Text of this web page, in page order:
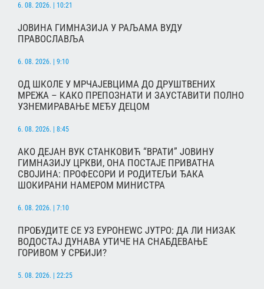
6. 08. 2026. | 10:21
ЈОВИНА ГИМНАЗИЈА У РАЉАМА ВУДУ
ПРАВОСЛАВЉА
6. 08. 2026. | 9:10
ОД ШКОЛЕ У МРЧАЈЕВЦИМА ДО ДРУШТВЕНИХ
МРЕЖА – КАКО ПРЕПОЗНАТИ И ЗАУСТАВИТИ ПОЛНО
УЗНЕМИРАВАЊЕ МЕЂУ ДЕЦОМ
6. 08. 2026. | 8:45
АКО ДЕЈАН ВУК СТАНКОВИЋ “ВРАТИ” ЈОВИНУ
ГИМНАЗИЈУ ЦРКВИ, ОНА ПОСТАЈЕ ПРИВАТНА
СВОЈИНА: ПРОФЕСОРИ И РОДИТЕЉИ ЂАКА
ШОКИРАНИ НАМЕРОМ МИНИСТРА
6. 08. 2026. | 7:10
ПРОБУДИТЕ СЕ УЗ ЕУРОНЕWС ЈУТРО: ДА ЛИ НИЗАК
ВОДОСТАЈ ДУНАВА УТИЧЕ НА СНАБДЕВАЊЕ
ГОРИВОМ У СРБИЈИ?
5. 08. 2026. | 22:25